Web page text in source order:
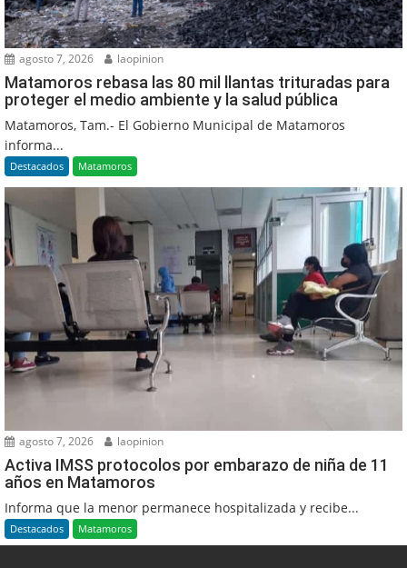
agosto 7, 2026 laopinion
Matamoros rebasa las 80 mil llantas trituradas para
proteger el medio ambiente y la salud pública
Matamoros, Tam.- El Gobierno Municipal de Matamoros
informa...
Destacados Matamoros
agosto 7, 2026 laopinion
Activa IMSS protocolos por embarazo de niña de 11
años en Matamoros
Informa que la menor permanece hospitalizada y recibe...
Destacados Matamoros